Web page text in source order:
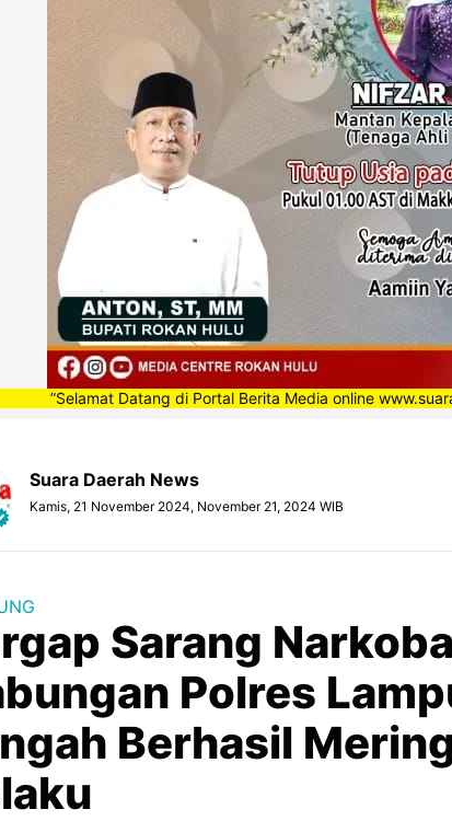
Datang di Portal Berita Media online
Suara Daerah News
Kamis, 21 November 2024, November 21, 2024 WIB
Sarang
Polres
Berhasil